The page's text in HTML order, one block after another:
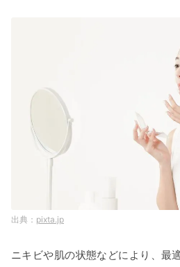
pixta.jp
ニキビや肌の状態などにより、最